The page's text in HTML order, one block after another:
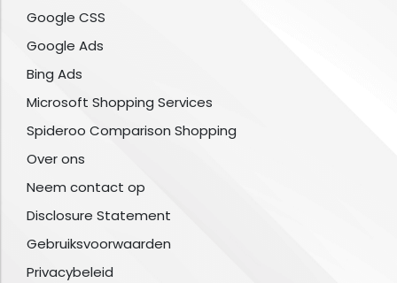
Google CSS
Google Ads
Bing Ads
Microsoft Shopping Services
Spideroo Comparison Shopping
Over ons
Neem contact op
Disclosure Statement
Gebruiksvoorwaarden
Privacybeleid